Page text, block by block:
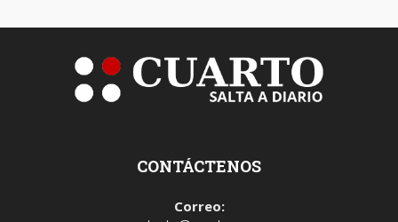
CONTÁCTENOS
Correo: